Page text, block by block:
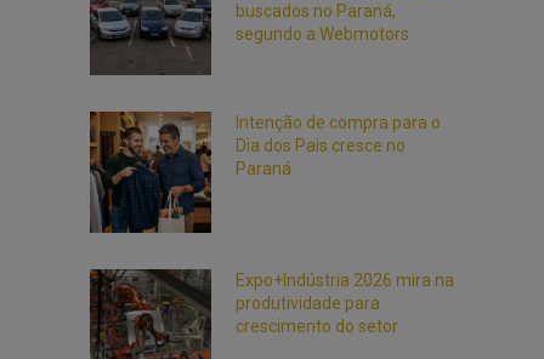
buscados no Paraná,
segundo a Webmotors
Intenção de compra para o
Dia dos Pais cresce no
Paraná
Expo+Indústria 2026 mira na
produtividade para
crescimento do setor